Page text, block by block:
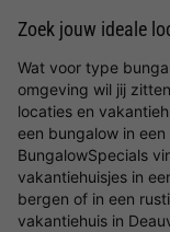
Zoek jouw ideale
Wat voor type
omgeving wil jij
locaties en
een bungalow in
BungalowSpecials
vakantiehuisjes in
bergen of in een
vakantiehuis in